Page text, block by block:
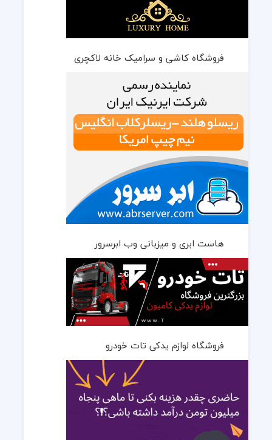
فروشگاه کاشی و سرامیک خانه لاکچری
هاست ابری و میزبانی وب ابرسرور
فروشگاه لوازم یدکی تات خودرو